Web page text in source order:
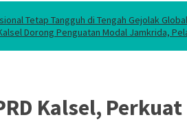
Tetap Tangguh di Tengah Gejolak Global
Dorong Penguatan Modal Jamkrida,
Kalsel,